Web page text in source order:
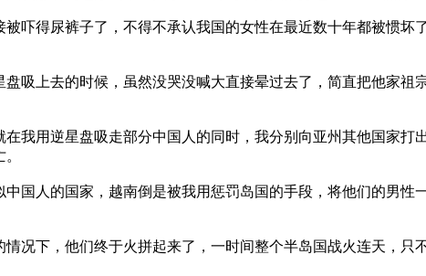
吓得尿裤子了，不得不承认我国的女性在最近数十年都被惯坏
吸上去的时候，虽然没哭没喊大直接晕过去了，简直把他家祖
我用逆星盘吸走部分中国人的同时，我分别向亚州其他国家打
国人的国家，越南倒是被我用惩罚岛国的手段，将他们的男性
况下，他们终于火拼起来了，一时间整个半岛国战火连天，只